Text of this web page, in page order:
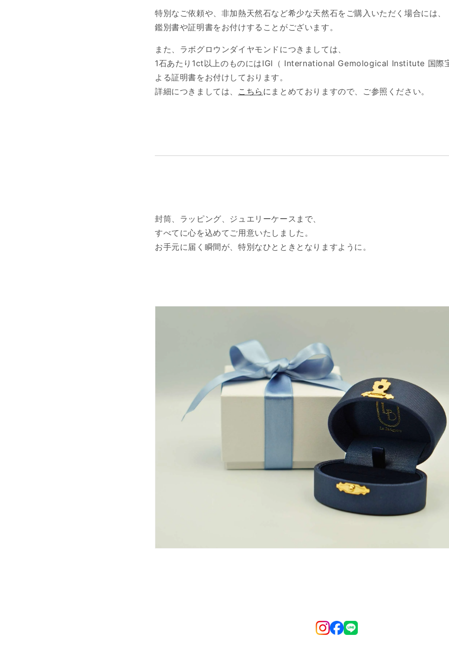
特別なご依頼や、非加熱天然石など希少な天然石をご購入いただく場合には、
鑑別書や証明書をお付けすることがございます。
また、ラボグロウンダイヤモンドにつきましては、
1石あたり1ct以上のものにはIGI（ International Gemological Institute 国際
よる証明書をお付けしております。
詳細につきましては、 こちら に まとめておりますので、ご参照ください。
封筒、ラッピング、ジュエリーケースまで、
すべてに心を込めてご用意いたしました。
お手元に届く瞬間が、特別なひとときとなりますように。